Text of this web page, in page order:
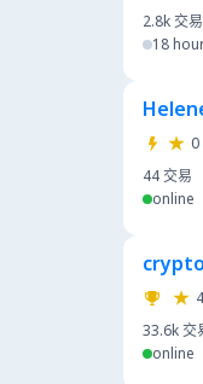
2.8k交易
18
0
44交易
online
33.6k交
online